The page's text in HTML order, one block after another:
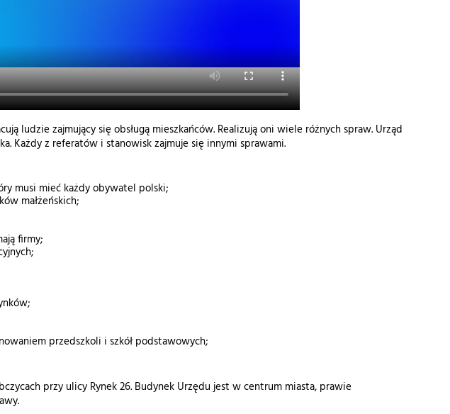
ludzie zajmujący się obsługą mieszkańców. Realizują oni wiele różnych spraw. Urząd
Każdy z referatów i stanowisk zajmuje się innymi sprawami.
musi mieć każdy obywatel polski;
małżeńskich;
firmy;
przedszkoli i szkół podstawowych;
przy ulicy Rynek 26. Budynek Urzędu jest w centrum miasta, prawie